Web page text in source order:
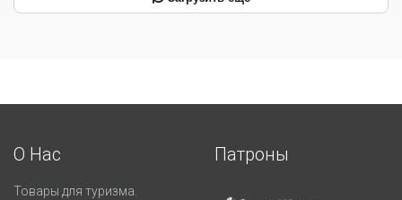
О Нас
Товары для туризма.
Патроны